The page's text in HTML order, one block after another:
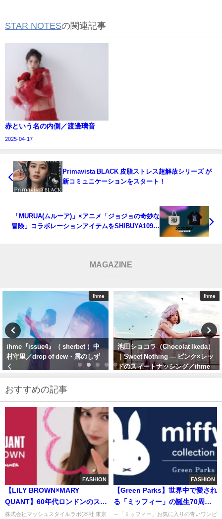
STAR NOTESの関連記事
赤という名の内側／渡邊璃音
2025-04-17
Primavista BLACK 皮脂ストレス超解放シリーズ が
新コミュニケーションをスタート！
「MURUA(ムルーア)」×アニメ「ジョジョの奇妙な
冒険」コラボレーションアイテムをSHIBUYA109店
MAGAZINE
ihme
池田ショコラ（Chocolat Ikeda）
｜Sweet Nothing — ピンク×レッ
ドのスィートナッシング／ihme
issue1
ihme
魅惑のプリンセスと花音 —
Enchanted Princesse de
EBI（ihme issue1 scene6・表紙
版）
おすすめの記事
FASHION
【LILY BROWN×MARY
QUANT】60年代ロンドンのスト
リートカルチャーを代表する
株式会社マッシュスタイルラボ(本社 東京
FASHION
【Green Parks】世界中で愛され
る「ミッフィー」の誕生70周年
を記念したコラボ企画・第1弾は
～「ミッフィー」お気に入りの青いワンピ